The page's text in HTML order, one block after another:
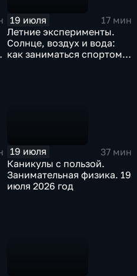
19 июля
17 мин
Летние эксперименты.
Солнце, воздух и вода:
как заниматься спортом
19 июля
37 мин
Каникулы с пользой.
Занимательная физика. 19
июля 2026 год